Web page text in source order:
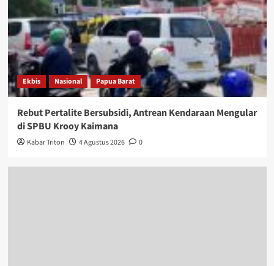
Ekbis Nasional Papua Barat
Rebut Pertalite Bersubsidi, Antrean Kendaraan Mengular
di SPBU Krooy Kaimana
Kabar Triton 4 Agustus 2026 0